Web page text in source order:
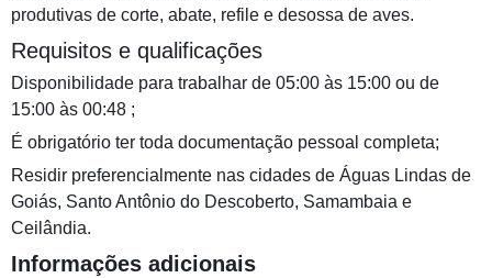
produtivas de corte, abate, refile e desossa de aves.
Requisitos e qualificações
Disponibilidade para trabalhar de 05:00 às 15:00 ou de
15:00 às 00:48 ;
É obrigatório ter toda documentação pessoal completa;
Residir preferencialmente nas cidades de Águas Lindas de
Goiás, Santo Antônio do Descoberto, Samambaia e
Ceilândia.
Informações adicionais